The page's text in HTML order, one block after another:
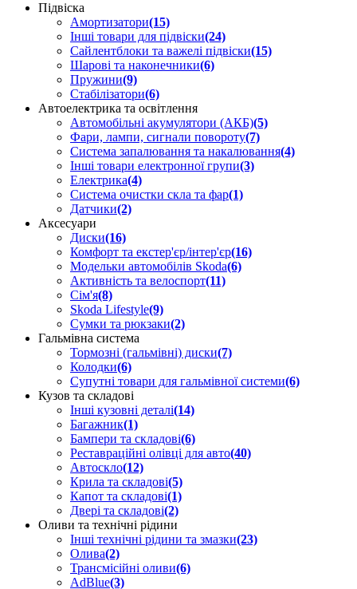
Підвіска
Амортизатори(15)
Інші товари для підвіски(24)
Сайлентблоки та важелі підвіски(15)
Шарові та наконечники(6)
Пружини(9)
Стабілізатори(6)
Автоелектрика та освітлення
Автомобільні акумулятори (АКБ)(5)
Фари, лампи, сигнали повороту(7)
Система запалювання та накалювання(4)
Інші товари електронної групи(3)
Електрика(4)
Система очистки скла та фар(1)
Датчики(2)
Аксесуари
Диски(16)
Комфорт та екстер'єр/інтер'єр(16)
Модельки автомобілів Skoda(6)
Активність та велоспорт(11)
Сім'я(8)
Skoda Lifestyle(9)
Сумки та рюкзаки(2)
Гальмівна система
Тормозні (гальмівні) диски(7)
Колодки(6)
Супутні товари для гальмівної системи(6)
Кузов та складові
Інші кузовні деталі(14)
Багажник(1)
Бампери та складові(6)
Реставраційні олівці для авто(40)
Автоскло(12)
Крила та складові(5)
Капот та складові(1)
Двері та складові(2)
Оливи та технічні рідини
Інші технічні рідини та змазки(23)
Олива(2)
Трансмісійні оливи(6)
AdBlue(3)